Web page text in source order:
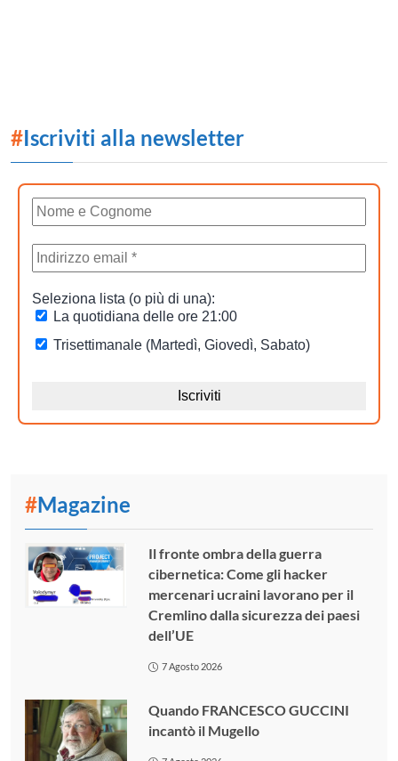
#Iscriviti alla newsletter
#Magazine
Il fronte ombra della guerra
cibernetica: Come gli hacker
mercenari ucraini lavorano per il
Cremlino dalla sicurezza dei paesi
dell’UE
7 Agosto 2026
Quando FRANCESCO GUCCINI
incantò il Mugello